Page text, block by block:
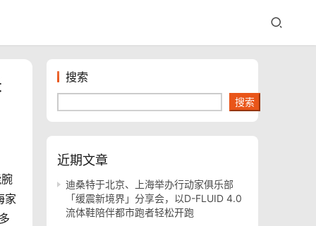
家
搜索
搜索
近期文章
迪桑特于北京、上海举办行动家俱乐部
「缓震新境界」分享会，以D-FLUID 4.0
流体鞋陪伴都市跑者轻松开跑